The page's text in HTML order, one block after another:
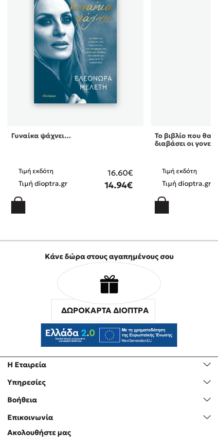
Γυναίκα ψάχνει…
Τιμή εκδότη 16.60€
Τιμή dioptra.gr 14.94€
Το βιβλίο που θα
διαβάσει οι γονεί
Τιμή εκδότη
Τιμή dioptra.gr
Η Εταιρεία
Υπηρεσίες
Βοήθεια
Επικοινωνία
Κάνε δώρα στους αγαπημένους σου
ΔΩΡΟΚΑΡΤΑ ΔΙΟΠΤΡΑ
Ακολουθήστε μας